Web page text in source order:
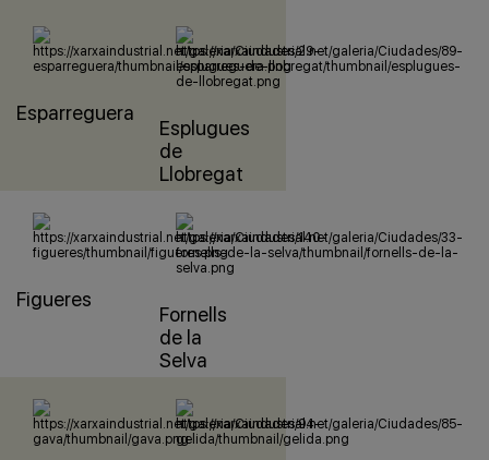
Esparreguera
Esplugues
de
Llobregat
Figueres
Fornells
de la
Selva